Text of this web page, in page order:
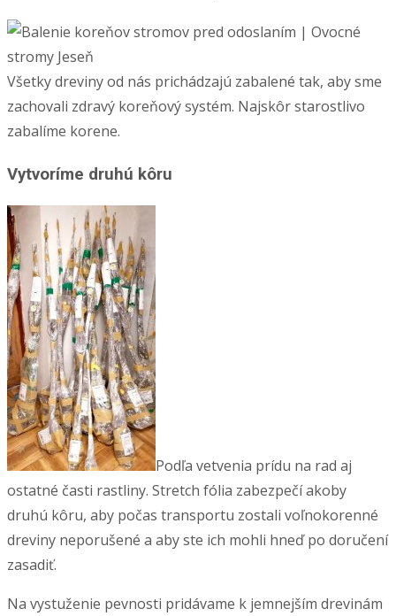
Všetky dreviny od nás prichádzajú zabalené tak, aby sme
zachovali zdravý koreňový systém. Najskôr starostlivo
zabalíme korene.
Vytvoríme druhú kôru
Podľa vetvenia prídu na rad aj
ostatné časti rastliny. Stretch fólia zabezpečí akoby
druhú kôru, aby počas transportu zostali voľnokorenné
dreviny neporušené a aby ste ich mohli hneď po doručení
zasadiť.
Na vystuženie pevnosti pridávame k jemnejším drevinám